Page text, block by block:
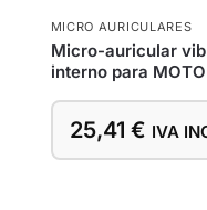
MICRO AURICULARES
Micro-auricular
interno para
25,41 € IVA